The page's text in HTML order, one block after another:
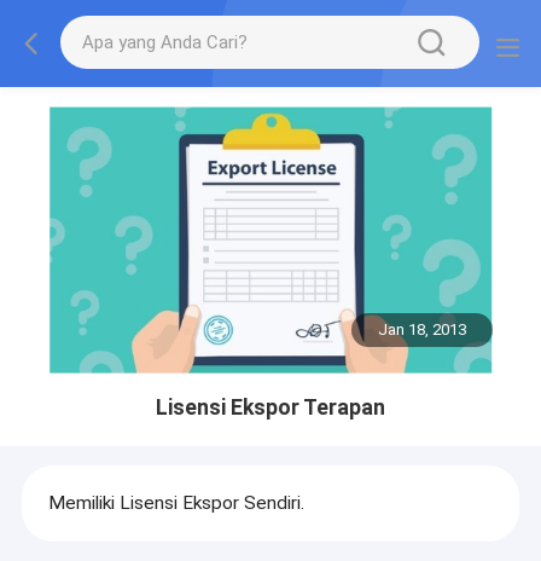
Jan 18, 2013
Lisensi Ekspor Terapan
Memiliki Lisensi Ekspor Sendiri.